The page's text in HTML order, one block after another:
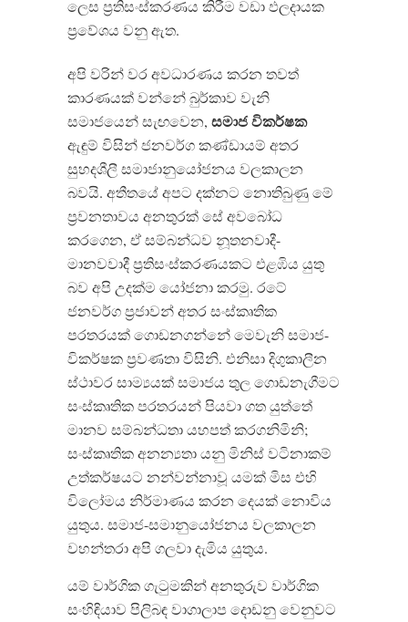
ලෙස ප්‍රතිසංස්කරණය කිරීම වඩා ඵලදායක
ප්‍රවේශය වනු ඇත.
අපි වරින් වර අවධාරණය කරන තවත්
කාරණයක් වන්නේ බුර්කාව වැනි
සමාජයෙන් සැඟවෙන, සමාජවිකර්ෂක
ඇඳුම් විසින් ජනවර්ග කණ්ඩායම් අතර
සුහදශීලී සමාජානුයෝජනය​ වලකාලන
බවයි. අතීතයේ අපට දක්නට නොතිබුණු මේ
ප්‍රවනතාවය අනතුරක් සේ අවබෝධ
කරගෙන, ඒ සම්බන්ධව නූතනවාදී-
මානවවාදී ප්‍රතිසංස්කරණයකට එළඹිය යුතු
බව අපි උදක්ම යෝජනා කරමු. රටේ
ජනවර්ග ප්‍රජාවන් අතර සංස්කෘතික
පරතරයක් ගොඩනගන්නේ මෙවැනි සමාජ-
විකර්ෂක ප්‍රවණතා විසිනි. එනිසා දිගුකාලීන
ස්ථාවර සාම්‍යයක් සමාජය තුල ගොඩනැගීමට
සංස්කෘතික පරතරයන් පියවා ගත යුත්තේ
මානව සම්බන්ධතා යහපත් කරගනිමිනි;
සංස්කෘතික අනන්‍යතා යනු මිනිස් වටිනාකම්
උත්කර්ෂයට නන්වන්නාවූ යමක් මිස එහි
විලෝමය නිර්මාණය කරන දෙයක් නොවිය
යුතුය. සමාජ-සමානුයෝජනය වලකාලන
වහන්තරා අපි ගලවා දැමිය යුතුය.
යම් වාර්ගික ගැටුමකින් අනතුරුව වාර්ගික
සංහිඳියාව පිලිබඳ වාගාලාප දොඩනු වෙනුවට